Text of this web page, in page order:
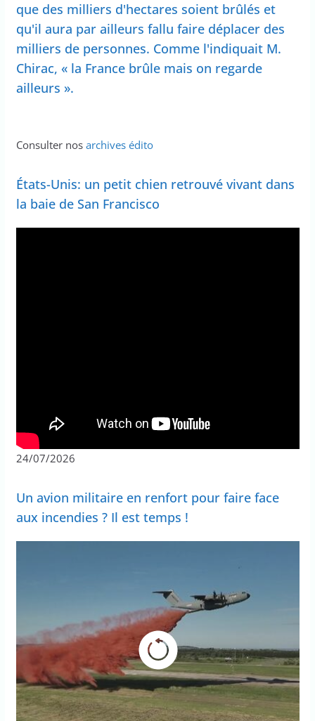
que des milliers d'hectares soient brûlés et
qu'il aura par ailleurs fallu faire déplacer des
milliers de personnes. Comme l'indiquait M.
Chirac, « la France brûle mais on regarde
ailleurs ».
Consulter nos archives édito
États-Unis: un petit chien retrouvé vivant dans
la baie de San Francisco
24/07/2026
Un avion militaire en renfort pour faire face
aux incendies ? Il est temps !